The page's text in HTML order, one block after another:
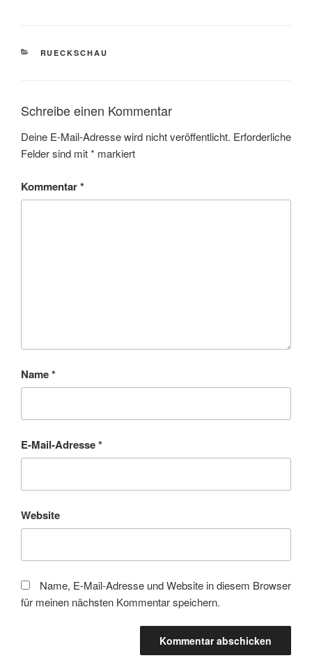
KATEGORIEN
RUECKSCHAU
Schreibe einen Kommentar
Deine E-Mail-Adresse wird nicht veröffentlicht. Erforderliche
Felder sind mit* markiert
Kommentar*
Name*
E-Mail-Adresse*
Website
Name, E-Mail-Adresse und Website in diesem Browser
für meinen nächsten Kommentar speichern.